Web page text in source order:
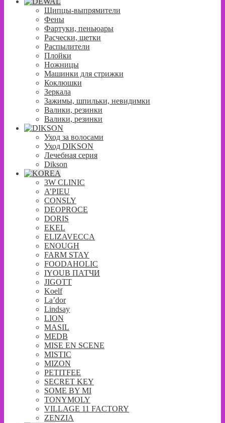
Щипцы-выпрямители
Фены
Фартуки, пеньюары
Расчески, щетки
Распылители
Плойки
Ножницы
Машинки для стрижки
Коклюшки
Зеркала
Зажимы, шпильки, невидимки
Валики, резинки
Валики, резинки
Уход за волосами
Уход DIKSON
Лечебная серия
Dikson
3W CLINIC
A’PIEU
CONSLY
DEOPROCE
DORIS
EKEL
ELIZAVECCA
ENOUGH
FARM STAY
FOODAHOLIC
IYOUB ПАТЧИ
JIGOTT
Koelf
La’dor
Lindsay
LION
MASIL
MEDB
MISE EN SCENE
MISTIC
MIZON
PETITFEE
SECRET KEY
SOME BY MI
TONYMOLY
VILLAGE 11 FACTORY
ZENZIA